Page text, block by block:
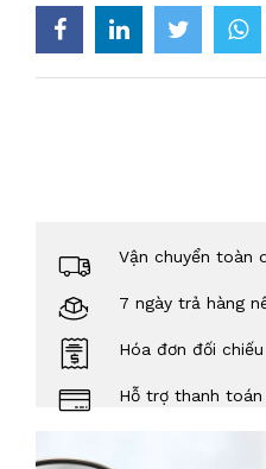
Vận chuyển toàn
7 ngày trả hàng
Hóa đơn đối
Hỗ trợ thanh